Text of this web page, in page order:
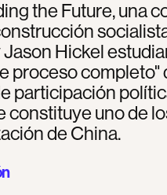
the Future, una
Hickel
proceso completo"
participación
constituye uno de
de China.